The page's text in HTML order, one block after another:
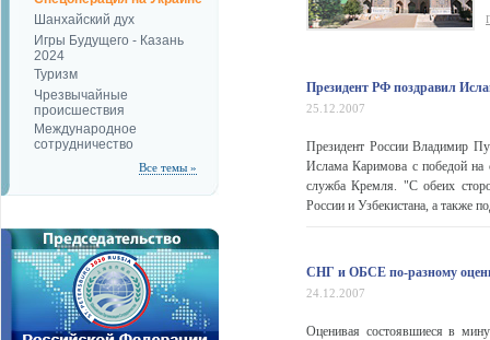
Шанхайский дух
Игры Будущего - Казань
2024
Туризм
Чрезвычайные
происшествия
Международное
сотрудничество
Все темы »
Президент РФ поздравил
25.12.2007
Президент России Владимир
Ислама Каримова с победой на
служба Кремля. "С обеих
России и Узбекистана, а также
СНГ и ОБСЕ по-разному
24.12.2007
Оценивая состоявшиеся в